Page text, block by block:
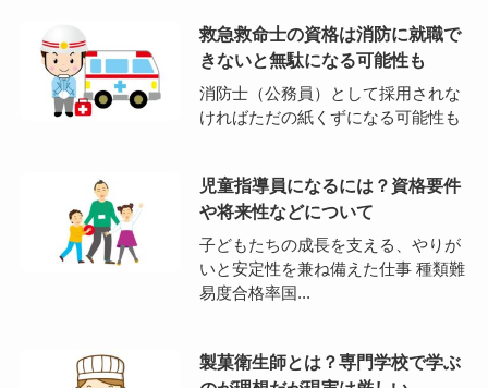
救急救命士の資格は消防に就職で
きないと無駄になる可能性も
消防士（公務員）として採用されな
ければただの紙くずになる可能性も
児童指導員になるには？資格要件
や将来性などについて
子どもたちの成長を支える、やりが
いと安定性を兼ね備えた仕事 種類難
易度合格率国...
製菓衛生師とは？専門学校で学ぶ